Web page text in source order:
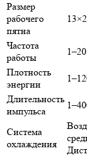
Размер
рабочего
пятна
Частота
работы
Плотность
энергии
Длительность
импульса
Система
охлаждения